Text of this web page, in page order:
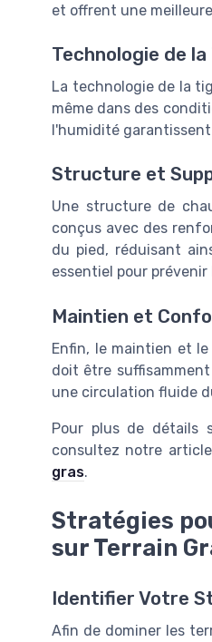
et offrent une
Technologie de
La technologie de la
même dans des
l'humidité garantissent
Structure et
Une structure de
conçus avec des
du pied, réduisant
essentiel pour
Maintien et
Enfin, le maintien et
doit être
une circulation fluide
Pour plus de détails
consultez notre
gras.
Stratégies
sur Terrain
Identifier Votre
Afin de dominer les